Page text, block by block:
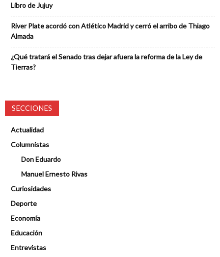
Libro de Jujuy
River Plate acordó con Atlético Madrid y cerró el arribo de Thiago
Almada
¿Qué tratará el Senado tras dejar afuera la reforma de la Ley de
Tierras?
SECCIONES
Actualidad
Columnistas
Don Eduardo
Manuel Ernesto Rivas
Curiosidades
Deporte
Economía
Educación
Entrevistas